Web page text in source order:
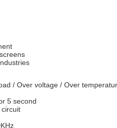
/ Over voltage / Over
5 second